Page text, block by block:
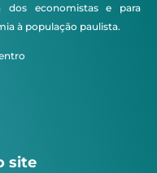
dos economistas e para
à população paulista.
site